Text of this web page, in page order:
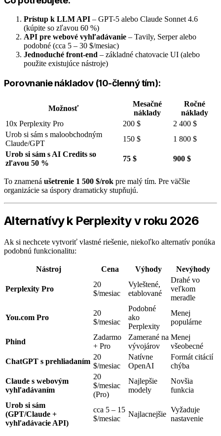
Prístup k LLM API – GPT-5 alebo Claude Sonnet 4.6
(kúpite so zľavou 60 %)
API pre webové vyhľadávanie – Tavily, Serper alebo
podobné (cca 5 – 30 $/mesiac)
Jednoduché front-end – základné chatovacie UI (alebo
použite existujúce nástroje)
Porovnanie nákladov (10-členný tím):
Možnosť
Mesačné
náklady
Ročné
náklady
10x Perplexity Pro
200 $
2 400 $
Urob si sám s maloobchodným
Claude/GPT
150 $
1 800 $
Urob si sám s AI Credits so
zľavou 50 %
75 $ 900 $
To znamená ušetrenie 1 500 $/rok pre malý tím. Pre väčšie
organizácie sa úspory dramaticky stupňujú.
Alternatívy k Perplexity v roku 2026
Ak si nechcete vytvoriť vlastné riešenie, niekoľko alternatív ponúka
podobnú funkcionalitu:
Nástroj Cena Výhody Nevýhody
Perplexity Pro
20
$/mesiac
Vyleštené,
etablované
Drahé vo
veľkom
meradle
You.com Pro
20
$/mesiac
Podobné
ako
Perplexity
Menej
populárne
Phind
Zadarmo
+ Pro
Zamerané na
vývojárov
Menej
všeobecné
ChatGPT s prehliadaním
20
$/mesiac
Natívne
OpenAI
Formát citácií
chýba
Claude s webovým
vyhľadávaním
20
$/mesiac
(Pro)
Najlepšie
modely
Novšia
funkcia
Urob si sám
(GPT/Claude +
vyhľadávacie API)
cca 5 – 15
$/mesiac
Najlacnejšie
Vyžaduje
nastavenie